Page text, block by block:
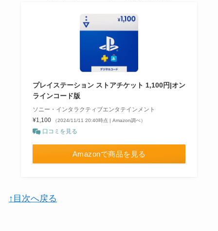
プレイステーション ストアチケット 1,100円|オン
ラインコード版
ソニー・インタラクティブエンタテインメント
¥1,100
（2024/11/11 20:40時点 | Amazon調べ）
口コミを見る
Amazonで商品を見る
↑目次へ戻る